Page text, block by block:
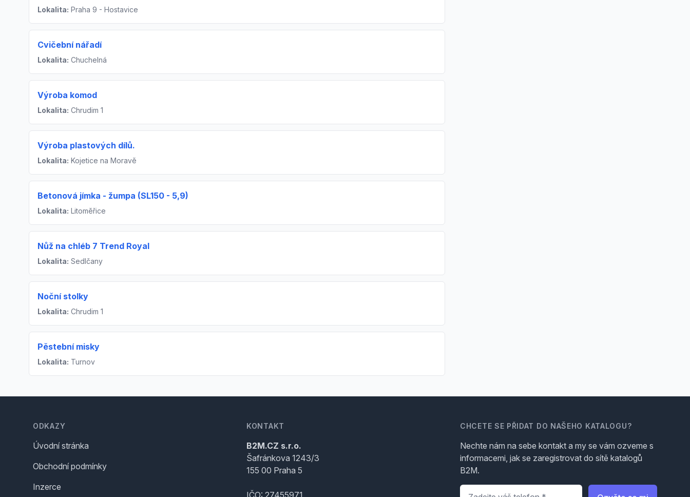
Lokalita: Praha 9 - Hostavice
Cvičební nářadí
Lokalita: Chuchelná
Výroba komod
Lokalita: Chrudim 1
Výroba plastových dílů.
Lokalita: Kojetice na Moravě
Betonová jímka - žumpa (SL150 - 5,9)
Lokalita: Litoměřice
Nůž na chléb 7 Trend Royal
Lokalita: Sedlčany
Noční stolky
Lokalita: Chrudim 1
Pěstební misky
Lokalita: Turnov
ODKAZY
Úvodní stránka
Obchodní podmínky
Inzerce
KONTAKT
B2M.CZ s.r.o.
Šafránkova 1243/3
155 00 Praha 5
IČO: 27455971
CHCETE SE PŘIDAT DO NAŠEHO KATALOGU?
Nechte nám na sebe kontakt a my se vám ozveme s
informacemi, jak se zaregistrovat do sítě katalogů
B2M.
Telefon